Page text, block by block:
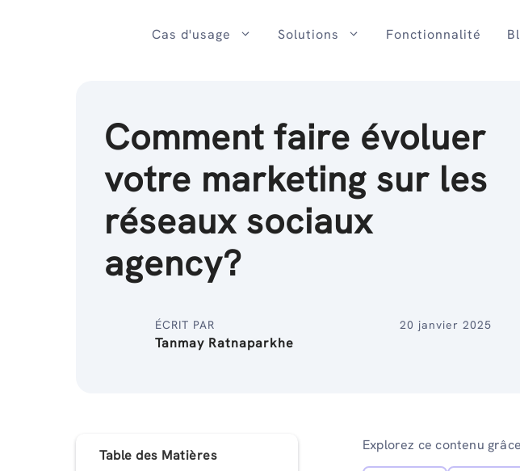
Cas d'usage Solutions Fonctionnalité
Comment faire évoluer
votre marketing sur les
réseaux sociaux
agency?
ÉCRIT PAR
Tanmay Ratnaparkhe
20 janvier 2025
Table des Matières
Explorez ce contenu